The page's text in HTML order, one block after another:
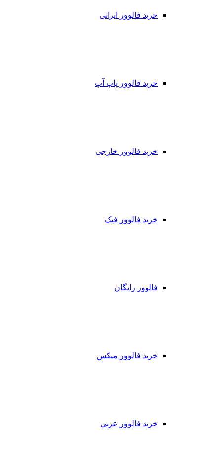
خرید فالوور ایرانی
خرید فالوور پاپ آپ
خرید فالوور خارجی
خرید فالوور فیک
فالوور رایگان
خرید فالوور میکس
خرید فالوور عربی